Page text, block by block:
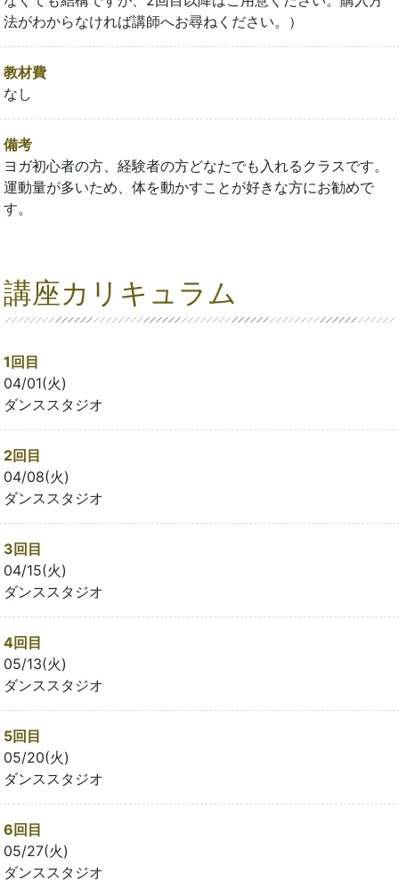
法がわからなければ講師へお尋ねください。）
教材費
なし
備考
ヨガ初心者の方、経験者の方どなたでも入れるクラスです。
運動量が多いため、体を動かすことが好きな方にお勧めで
す。
講座カリキュラム
1回目
04/01(火)
ダンススタジオ
2回目
04/08(火)
ダンススタジオ
3回目
04/15(火)
ダンススタジオ
4回目
05/13(火)
ダンススタジオ
5回目
05/20(火)
ダンススタジオ
6回目
05/27(火)
ダンススタジオ